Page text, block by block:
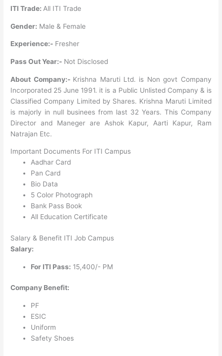
ITI Trade: All ITI Trade
Gender: Male & Female
Experience:- Fresher
Pass Out Year:- Not Disclosed
About Company:- Krishna Maruti Ltd. is Non govt Company
Incorporated 25 June 1991. it is a Public Unlisted Company & is
Classified Company Limited by Shares. Krishna Maruti Limited
is majorly in null businees from last 32 Years. This Company
Director and Maneger are Ashok Kapur, Aarti Kapur, Ram
Natrajan Etc.
Important Documents For ITI Campus
Aadhar Card
Pan Card
Bio Data
5 Color Photograph
Bank Pass Book
All Education Certificate
Salary & Benefit ITI Job Campus
Salary:
For ITI Pass: 15,400/- PM
Company Benefit:
PF
ESIC
Uniform
Safety Shoes